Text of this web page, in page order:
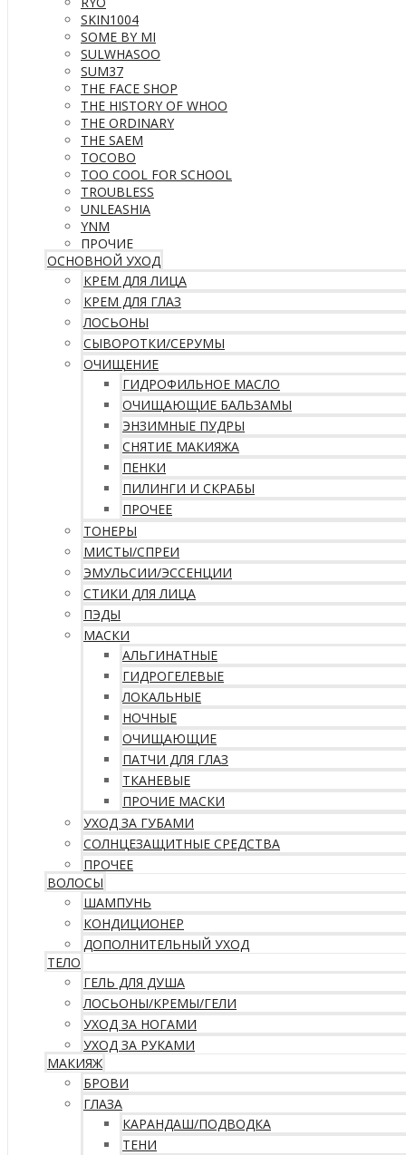
SKIN1004
SOME BY MI
SULWHASOO
SUM37
THE FACE SHOP
THE HISTORY OF WHOO
THE ORDINARY
THE SAEM
TOCOBO
TOO COOL FOR SCHOOL
TROUBLESS
UNLEASHIA
YNM
ПРОЧИЕ
ОСНОВНОЙ УХОД
КРЕМ ДЛЯ ЛИЦА
КРЕМ ДЛЯ ГЛАЗ
ЛОСЬОНЫ
СЫВОРОТКИ/СЕРУМЫ
ОЧИЩЕНИЕ
ГИДРОФИЛЬНОЕ МАСЛО
ОЧИЩАЮЩИЕ БАЛЬЗАМЫ
ЭНЗИМНЫЕ ПУДРЫ
СНЯТИЕ МАКИЯЖА
ПЕНКИ
ПИЛИНГИ И СКРАБЫ
ПРОЧЕЕ
ТОНЕРЫ
МИСТЫ/СПРЕИ
ЭМУЛЬСИИ/ЭССЕНЦИИ
СТИКИ ДЛЯ ЛИЦА
ПЭДЫ
МАСКИ
АЛЬГИНАТНЫЕ
ГИДРОГЕЛЕВЫЕ
ЛОКАЛЬНЫЕ
НОЧНЫЕ
ОЧИЩАЮЩИЕ
ПАТЧИ ДЛЯ ГЛАЗ
ТКАНЕВЫЕ
ПРОЧИЕ МАСКИ
УХОД ЗА ГУБАМИ
СОЛНЦЕЗАЩИТНЫЕ СРЕДСТВА
ПРОЧЕЕ
ВОЛОСЫ
ШАМПУНЬ
КОНДИЦИОНЕР
ДОПОЛНИТЕЛЬНЫЙ УХОД
ТЕЛО
ГЕЛЬ ДЛЯ ДУША
ЛОСЬОНЫ/КРЕМЫ/ГЕЛИ
УХОД ЗА НОГАМИ
УХОД ЗА РУКАМИ
МАКИЯЖ
БРОВИ
ГЛАЗА
КАРАНДАШ/ПОДВОДКА
ТЕНИ